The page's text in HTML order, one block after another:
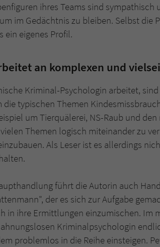
ihres Teams sind
im Gedächtnis zu bleiben. Selbst die
ein eigenes Profil.
an komplexen und
Kriminal-Psychologin arbeitet,
typischen Themen
um Tierquälerei, NS-Raub und
Themen logisch miteinander zu
Als Leser ist es allerdings
führt die Autorin auch
der es sich zur Aufgabe
in ihre Ermittlungen einzumischen. Im
Kriminalpsychologin
problemlos in die Reihe einsteigen.